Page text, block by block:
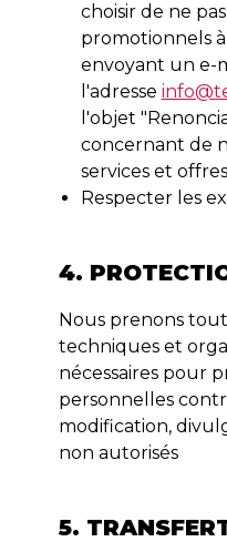
choisir de ne
promotionnels
envoyant un e-
l'adresse
l'objet
concernant de
services et
Respecter les
4.
Nous prenons
techniques et
nécessaires pour
personnelles
modification,
non autorisés
5.